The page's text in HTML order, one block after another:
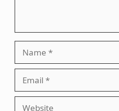
Name
Email
Website